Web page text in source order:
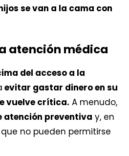
se van a la cama con
atención médica
del acceso a la
evitar gastar dinero en su
vuelve crítica. A menudo,
atención preventiva y, en
que no pueden permitirse